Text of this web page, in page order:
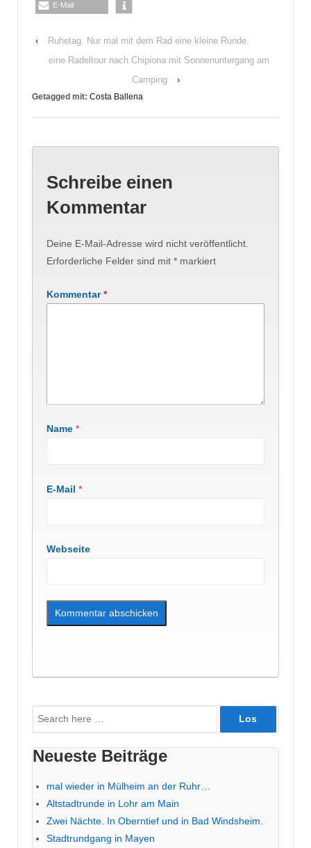
E-Mail
‹
Ruhetag. Nur mal mit dem Rad eine kleine Runde.
eine Radeltour nach Chipiona mit Sonnenuntergang am
Camping
›
Getagged mit: Costa Ballena
Schreibe einen
Kommentar
Deine E-Mail-Adresse wird nicht veröffentlicht.
Erforderliche Felder sind mit * markiert
Kommentar*
Name *
E-Mail *
Webseite
Suche
nach:
Neueste Beiträge
mal wieder in Mülheim an der Ruhr…
Altstadtrunde in Lohr am Main
Zwei Nächte. In Oberntief und in Bad Windsheim.
Stadtrundgang in Mayen